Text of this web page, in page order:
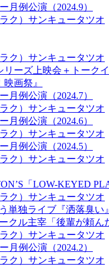
例公演（2024.9）
ク）サンキュータツオ
ク）サンキュータツオ
ーズ上映会＋トーク
画祭』
例公演（2024.7）
ク）サンキュータツオ
例公演（2024.6）
ク）サンキュータツオ
例公演（2024.5）
ク）サンキュータツオ
「LOW-KEYED
ク）サンキュータツオ
単独ライブ『洒落臭い』
クル主宰「後輩が頼ん
ク）サンキュータツオ
例公演（2024.2）
ク）サンキュータツオ